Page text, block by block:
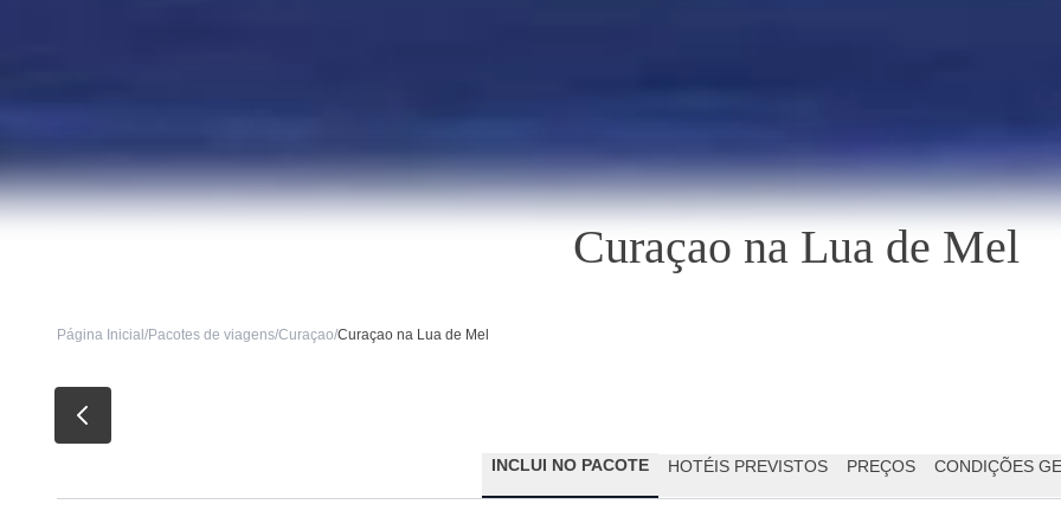
Curaçao na Lua de Mel
Página Inicial/Pacotes de viagens/Curaçao/Curaçao na Lua de Mel
INCLUI NO PACOTE HOTÉIS PREVISTOS PREÇOS CONDIÇÕES